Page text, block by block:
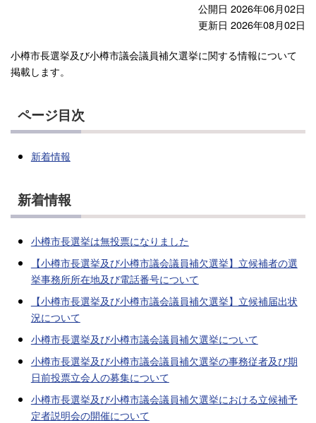
公開日 2026年06月02日
更新日 2026年08月02日
小樽市長選挙及び小樽市議会議員補欠選挙に関する情報について
掲載します。
ページ目次
新着情報
新着情報
小樽市長選挙は無投票になりました
【小樽市長選挙及び小樽市議会議員補欠選挙】立候補者の選
挙事務所所在地及び電話番号について
【小樽市長選挙及び小樽市議会議員補欠選挙】立候補届出状
況について
小樽市長選挙及び小樽市議会議員補欠選挙について
小樽市長選挙及び小樽市議会議員補欠選挙の事務従者及び期
日前投票立会人の募集について
小樽市長選挙及び小樽市議会議員補欠選挙における立候補予
定者説明会の開催について